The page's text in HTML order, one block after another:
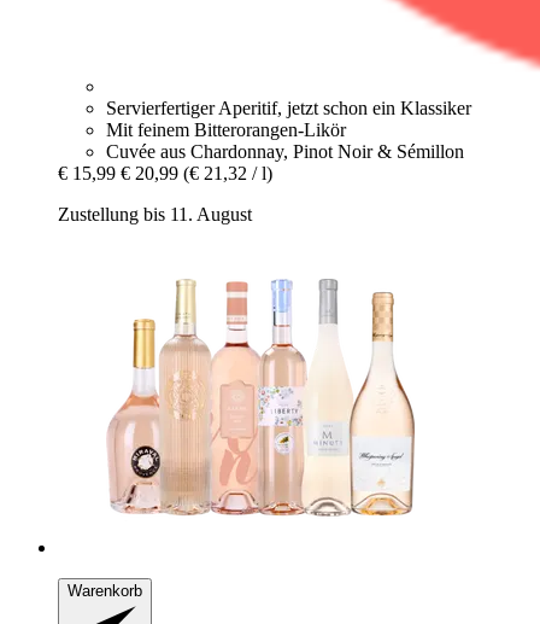
Servierfertiger Aperitif, jetzt schon ein Klassiker
Mit feinem Bitterorangen-Likör
Cuvée aus Chardonnay, Pinot Noir & Sémillon
€ 15,99 € 20,99 (€ 21,32 / l)
Zustellung bis 11. August
Warenkorb